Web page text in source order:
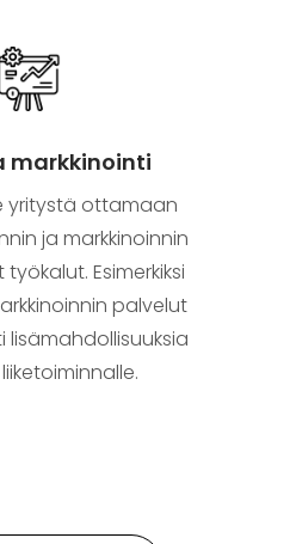
markkinointi
yritystä ottamaan
ja markkinoinnin
Esimerkiksi
palvelut
lisämahdollisuuksia